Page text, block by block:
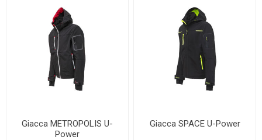
Giacca METROPOLIS U-
Power
Giacca SPACE U-Power